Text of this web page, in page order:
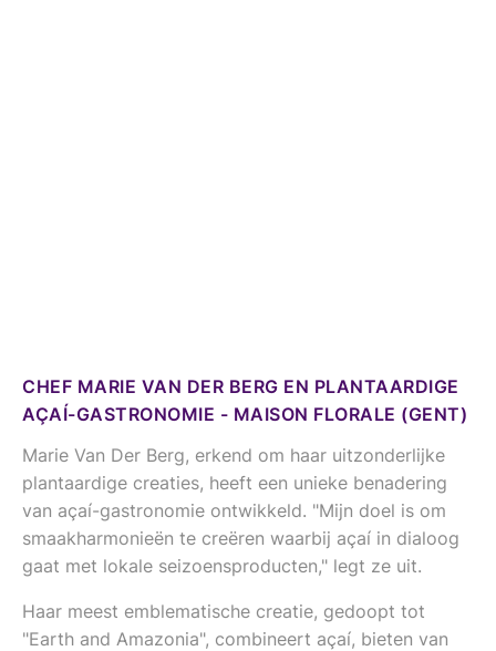
CHEF MARIE VAN DER BERG EN PLANTAARDIGE
AÇAÍ-GASTRONOMIE - MAISON FLORALE (GENT)
Marie Van Der Berg, erkend om haar uitzonderlijke
plantaardige creaties, heeft een unieke benadering
van açaí-gastronomie ontwikkeld. "Mijn doel is om
smaakharmonieën te creëren waarbij açaí in dialoog
gaat met lokale seizoensproducten," legt ze uit.
Haar meest emblematische creatie, gedoopt tot
"Earth and Amazonia", combineert açaí, bieten van